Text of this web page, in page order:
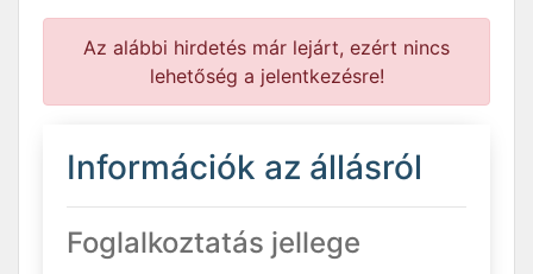
Az alábbi hirdetés már lejárt, ezért nincs
lehetőség a jelentkezésre!
Információk az állásról
Foglalkoztatás jellege